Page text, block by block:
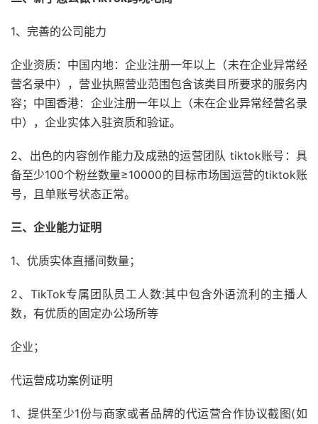
1、完善的公司能力
企业资质：中国内地：企业注册一年以上（未在企业异常经
营名录中），营业执照营业范围包含该类目所要求的服务内
容；中国香港：企业注册一年以上（未在企业异常经营名录
中），企业实体入驻资质和验证。
2、出色的内容创作能力及成熟的运营团队 tiktok账号：具
备至少100个粉丝数量≥10000的目标市场国运营的tiktok账
号，且单账号状态正常。
三、企业能力证明
1、优质实体直播间数量；
2、TikTok专属团队员工人数:其中包含外语流利的主播人
数，有优质的固定办公场所等
企业；
代运营成功案例证明
1、提供至少1份与商家或者品牌的代运营合作协议截图(如